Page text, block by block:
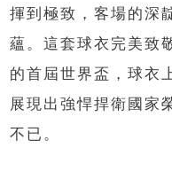
揮到極致，客場的深
蘊。這套球衣完美致
的首屆世界盃，球衣
展現出強悍捍衛國家
不已。